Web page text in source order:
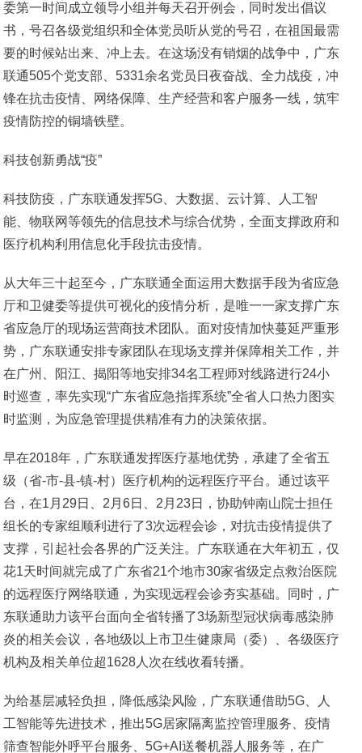
委第一时间成立领导小组并每天召开例会，同时发出倡议
书，号召各级党组织和全体党员听从党的号召，在祖国最需
要的时候站出来、冲上去。在这场没有销烟的战争中，广东
联通505个党支部、5331余名党员日夜奋战、全力战疫，冲
锋在抗击疫情、网络保障、生产经营和客户服务一线，筑牢
疫情防控的铜墙铁壁。
科技创新勇战“疫”
科技防疫，广东联通发挥5G、大数据、云计算、人工智
能、物联网等领先的信息技术与综合优势，全面支撑政府和
医疗机构利用信息化手段抗击疫情。
从大年三十起至今，广东联通全面运用大数据手段为省应急
厅和卫健委等提供可视化的疫情分析，是唯一一家支撑广东
省应急厅的现场运营商技术团队。面对疫情加快蔓延严重形
势，广东联通安排专家团队在现场支撑并保障相关工作，并
在广州、阳江、揭阳等地安排34名工程师对线路进行24小
时巡查，率先实现“广东省应急指挥系统”全省人口热力图实
时监测，为应急管理提供精准有力的决策依据。
早在2018年，广东联通发挥医疗基地优势，承建了全省五
级（省-市-县-镇-村）医疗机构的远程医疗平台。通过该平
台，在1月29日、2月6日、2月23日，协助钟南山院士担任
组长的专家组顺利进行了3次远程会诊，对抗击疫情提供了
支撑，引起社会各界的广泛关注。广东联通在大年初五，仅
花1天时间就完成了广东省21个地市30家省级定点救治医院
的远程医疗网络联通，为实现远程会诊夯实基础。同时，广
东联通助力该平台面向全省转播了3场新型冠状病毒感染肺
炎的相关会议，各地级以上市卫生健康局（委）、各级医疗
机构及相关单位超1628人次在线收看转播。
为给基层减轻负担，降低感染风险，广东联通借助5G、人
工智能等先进技术，推出5G居家隔离监控管理服务、疫情
筛查智能外呼平台服务、5G+AI送餐机器人服务等，在广